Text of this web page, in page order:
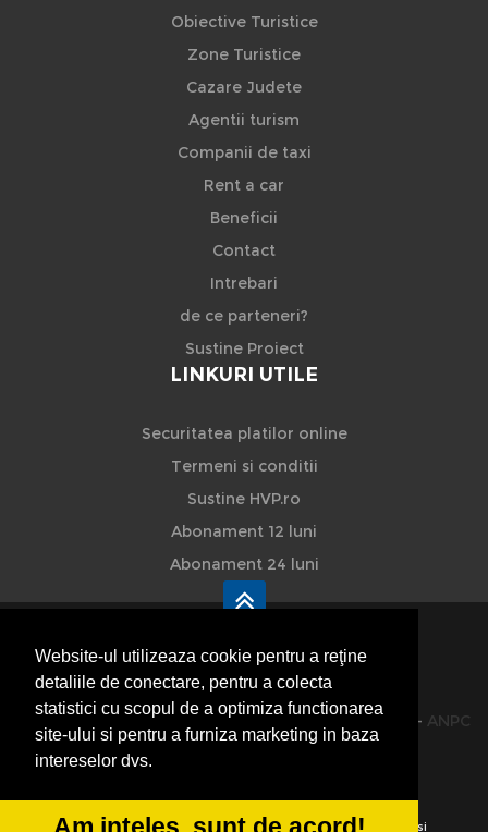
Website-ul utilizeaza cookie pentru a reţine
detaliile de conectare, pentru a colecta
statistici cu scopul de a optimiza functionarea
site-ului si pentru a furniza marketing in baza
intereselor dvs.
Am inteles, sunt de acord!
Obiective Turistice
Zone Turistice
Cazare Judete
Agentii turism
Companii de taxi
Rent a car
Beneficii
Contact
Intrebari
de ce parteneri?
Sustine Proiect
LINKURI UTILE
Securitatea platilor online
Termeni si conditii
Sustine HVP.ro
Abonament 12 luni
Abonament 24 luni
HVP - Hoteluri Vile Pensiuni
© 2014-2026 Powered byVilonMedia&TekaBility - ANPC
SOL
Utilizand acest site inseamna ca sunteti de acord cu Termenii si